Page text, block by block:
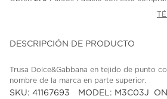
DESCRIPCIÓN DE PRODUCTO
Trusa Dolce&Gabbana en tejido de punto
nombre de la marca en parte superior.
SKU: 41167693 MODEL: